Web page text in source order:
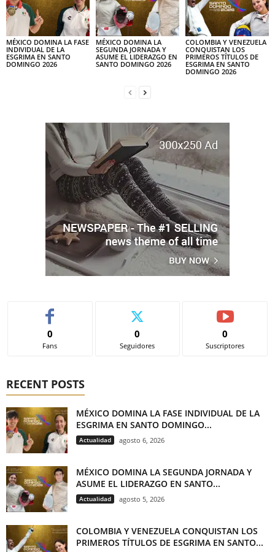
MÉXICO DOMINA LA FASE
INDIVIDUAL DE LA
ESGRIMA EN SANTO
DOMINGO 2026
MÉXICO DOMINA LA
SEGUNDA JORNADA Y
ASUME EL LIDERAZGO EN
SANTO DOMINGO 2026
COLOMBIA Y VENEZUELA
CONQUISTAN LOS
PRIMEROS TÍTULOS DE
ESGRIMA EN SANTO
DOMINGO 2026
0
Fans
0
Seguidores
0
Suscriptores
RECENT POSTS
MÉXICO DOMINA LA FASE INDIVIDUAL DE LA
ESGRIMA EN SANTO DOMINGO...
Actualidad agosto 6, 2026
MÉXICO DOMINA LA SEGUNDA JORNADA Y
ASUME EL LIDERAZGO EN SANTO...
Actualidad agosto 5, 2026
COLOMBIA Y VENEZUELA CONQUISTAN LOS
PRIMEROS TÍTULOS DE ESGRIMA EN SANTO...